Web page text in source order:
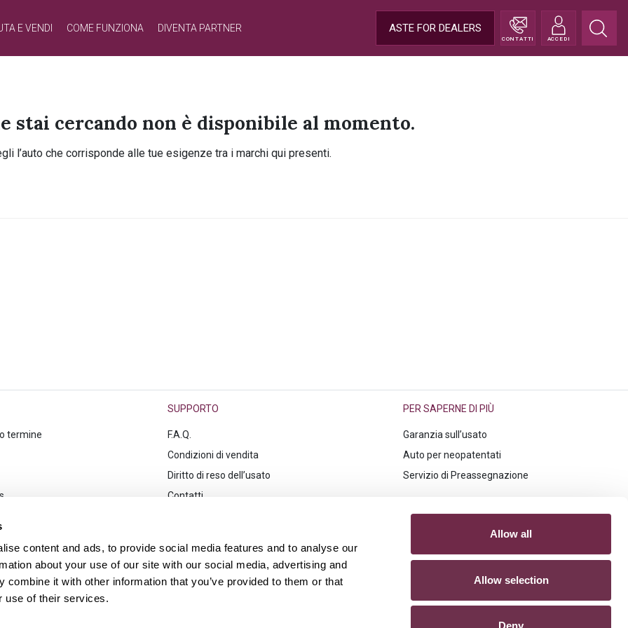
content and ads, to provide social media features and to analyse our
about your use of our site with our social media, advertising and
combine it with other information that you’ve provided to them or that
use of their services.
Allow all
Allow selection
Deny
E VENDI COME FUNZIONA DIVENTA PARTNER ASTE FOR DEALERS
CONTATTI ACCEDI
stai cercando non è disponibile al momento.
l’auto che corrisponde alle tue esigenze tra i marchi qui presenti.
termine
SUPPORTO
F.A.Q.
Condizioni di vendita
Diritto di reso dell’usato
Contatti
PER SAPERNE DI PIÙ
Garanzia sull’usato
Auto per neopatentati
Servizio di Preassegnazione
iscritta al REA di Roma n.1382839 © Hurry! PRIVACY COOKIES PRIVACY CALL CENTER